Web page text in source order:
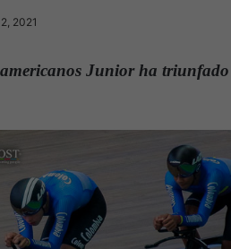
2021
Junior ha